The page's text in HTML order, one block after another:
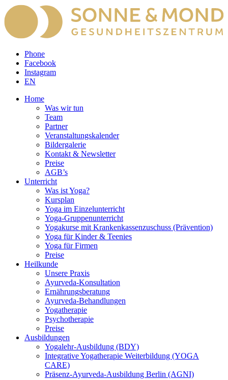
Phone
Facebook
Instagram
EN
Home
Was wir tun
Team
Partner
Veranstaltungskalender
Bildergalerie
Kontakt & Newsletter
Preise
AGB’s
Unterricht
Was ist Yoga?
Kursplan
Yoga im Einzelunterricht
Yoga-Gruppenunterricht
Yogakurse mit Krankenkassenzuschuss (Prävention)
Yoga für Kinder & Teenies
Yoga für Firmen
Preise
Heilkunde
Unsere Praxis
Ayurveda-Konsultation
Ernährungsberatung
Ayurveda-Behandlungen
Yogatherapie
Psychotherapie
Preise
Ausbildungen
Yogalehr-Ausbildung (BDY)
Integrative Yogatherapie Weiterbildung (YOGA
CARE)
Präsenz-Ayurveda-Ausbildung Berlin (AGNI)